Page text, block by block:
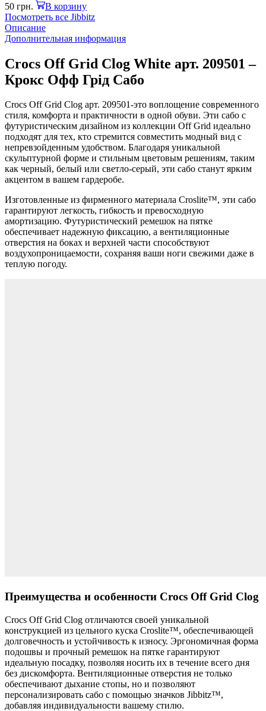
50 грн.
В корзину
Посмотреть все Jibbitz
Описание
Дополнительная информация
Crocs Off Grid Clog White арт. 209501 –
Крокс Офф Грід Сабо
Crocs Off Grid Clog арт. 209501-это воплощение современного
стиля, комфорта и практичности в одной обуви. Эти сабо с
футуристическим дизайном из коллекции Off Grid идеально
подходят для тех, кто стремится совместить модный вид с
непревзойденным удобством. Благодаря уникальной
скульптурной форме и стильным цветовым решениям, таким
как черный, белый или светло-серый, эти сабо станут ярким
акцентом в вашем гардеробе.
Изготовленные из фирменного материала Croslite™, эти сабо
гарантируют легкость, гибкость и превосходную
амортизацию. Футуристический ремешок на пятке
обеспечивает надежную фиксацию, а вентиляционные
отверстия на боках и верхней части способствуют
воздухопроницаемости, сохраняя ваши ноги свежими даже в
теплую погоду.
Преимущества и особенности Crocs Off Grid Clog
Crocs Off Grid Clog отличаются своей уникальной
конструкцией из цельного куска Croslite™, обеспечивающей
долговечность и устойчивость к износу. Эргономичная форма
подошвы и прочный ремешок на пятке гарантируют
идеальную посадку, позволяя носить их в течение всего дня
без дискомфорта. Вентиляционные отверстия не только
обеспечивают дыхание стопы, но и позволяют
персонализировать сабо с помощью значков Jibbitz™,
добавляя индивидуальности вашему стилю.